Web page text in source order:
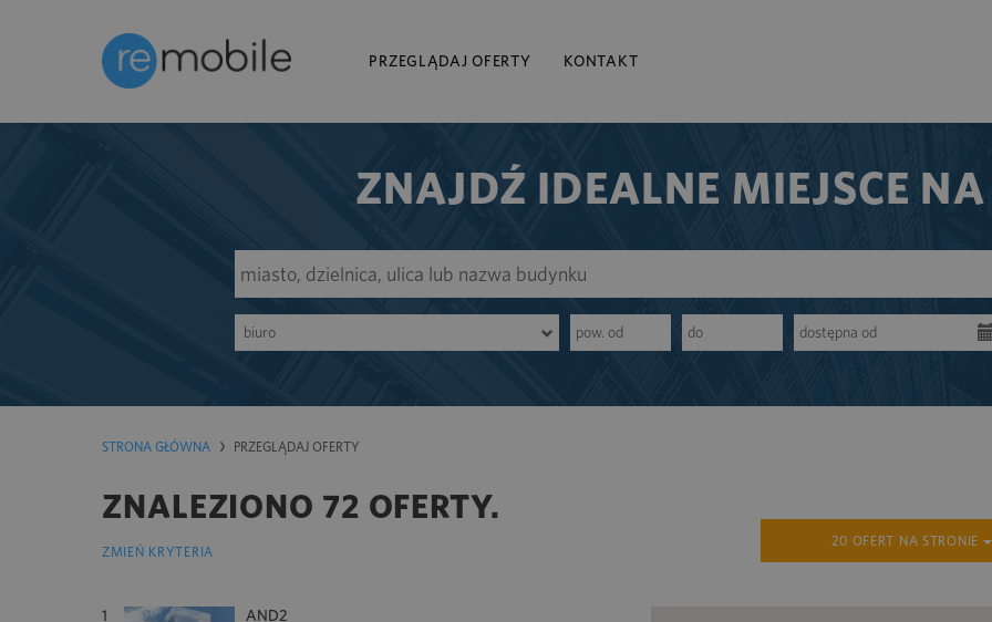
PRZEGLĄDAJ OFERTY KONTAKT
ZNAJDŹ IDEALNE MIEJSCE
biuro
STRONA GŁÓWNA PRZEGLĄDAJ OFERTY
ZNALEZIONO 72 OFERTY.
ZMIEŃ KRYTERIA
20 OFERT NA STRONIE
1 AND2